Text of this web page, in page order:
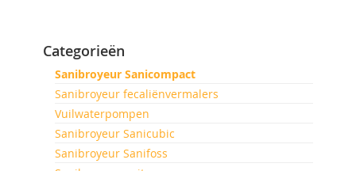
Categorieën
Sanibroyeur Sanicompact
Sanibroyeur fecaliënvermalers
Vuilwaterpompen
Sanibroyeur Sanicubic
Sanibroyeur Sanifoss